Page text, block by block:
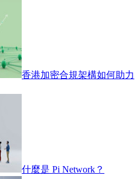
香港加密合規架構如何助力
什麼是 Pi Network？